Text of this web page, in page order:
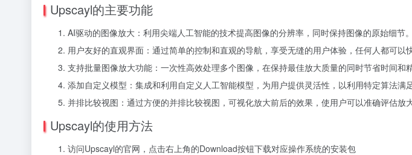
Upscayl的主要功能
AI驱动的图像放大：利用尖端人工智能的技术提高图像的分辨率，同时保持图像的原始细节。
用户友好的直观界面：通过简单的控制和直观的导航，享受无缝的用户体验，任何人都可以
支持批量图像放大功能：一次性高效处理多个图像，在保持最佳放大质量的同时节省时间和精
添加自定义模型：集成和利用自定义人工智能模型，为用户提供灵活性，以利用特定算法满
并排比较视图：通过方便的并排比较视图，可视化放大前后的效果，使用户可以准确评估放
Upscayl的使用方法
访问Upscayl的官网，点击右上角的Download按钮下载对应操作系统的安装包